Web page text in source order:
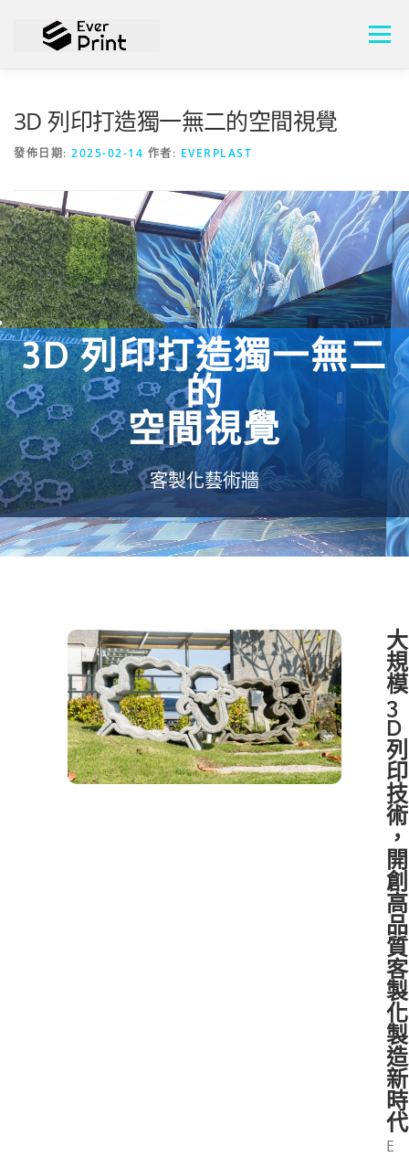
選單
連絡我們 中文 (台灣)
English
中文 (台灣)
3D 列印打造獨一無二的空間視覺
發佈日期: 2025-02-14 作者: EVERPLAST
3D 列印打造獨一無二
的
空間視覺
客製化藝術牆
大
規
模
3
D
列
印
技
術
，
開
創
高
品
質
客
製
化
製
造
新
時
代
E